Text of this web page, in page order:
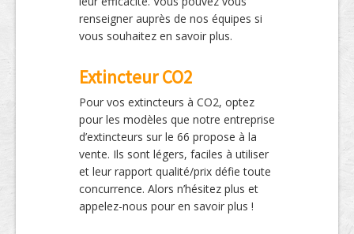
renseigner auprès de nos équipes si
vous souhaitez en savoir plus.
Extincteur CO2
Pour vos extincteurs à CO2, optez
pour les modèles que notre entreprise
d’extincteurs sur le 66 propose à la
vente. Ils sont légers, faciles à utiliser
et leur rapport qualité/prix défie toute
concurrence. Alors n’hésitez plus et
appelez-nous pour en savoir plus !